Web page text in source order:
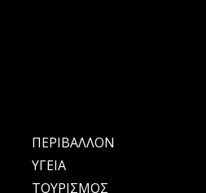
ΠΕΡΙΒΑΛΛΟΝ
ΥΓΕΙΑ
ΤΟΥΡΙΣΜΟΣ